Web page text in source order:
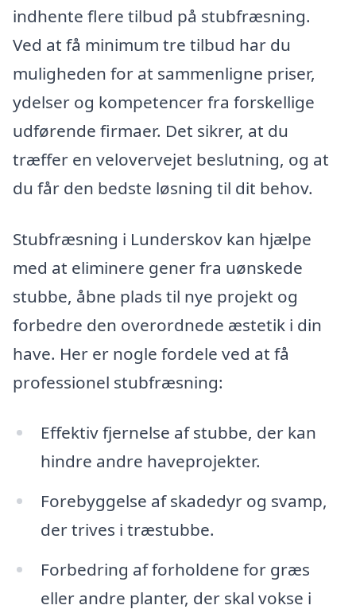
indhente flere tilbud på stubfræsning.
Ved at få minimum tre tilbud har du
muligheden for at sammenligne priser,
ydelser og kompetencer fra forskellige
udførende firmaer. Det sikrer, at du
træffer en velovervejet beslutning, og at
du får den bedste løsning til dit behov.
Stubfræsning i Lunderskov kan hjælpe
med at eliminere gener fra uønskede
stubbe, åbne plads til nye projekt og
forbedre den overordnede æstetik i din
have. Her er nogle fordele ved at få
professionel stubfræsning:
Effektiv fjernelse af stubbe, der kan
hindre andre haveprojekter.
Forebyggelse af skadedyr og svamp,
der trives i træstubbe.
Forbedring af forholdene for græs
eller andre planter, der skal vokse i